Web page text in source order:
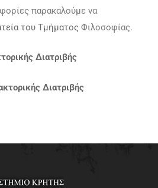
παρακαλούμε να
του Τμήματος Φιλοσοφίας.
Διατριβής
Διατριβής